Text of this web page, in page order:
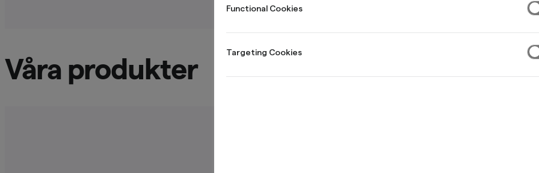
Våra produkter
Functional Cookies
Targeting Cookies